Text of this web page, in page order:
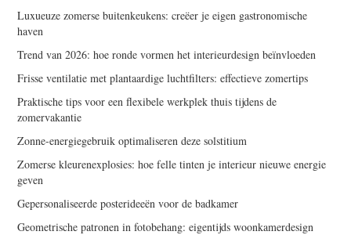
Luxueuze zomerse buitenkeukens: creëer je eigen gastronomische
haven
Trend van 2026: hoe ronde vormen het interieurdesign beïnvloeden
Frisse ventilatie met plantaardige luchtfilters: effectieve zomertips
Praktische tips voor een flexibele werkplek thuis tijdens de
zomervakantie
Zonne-energiegebruik optimaliseren deze solstitium
Zomerse kleurenexplosies: hoe felle tinten je interieur nieuwe energie
geven
Gepersonaliseerde posterideeën voor de badkamer
Geometrische patronen in fotobehang: eigentijds woonkamerdesign